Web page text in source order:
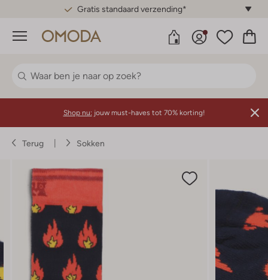
Gratis standaard verzending*
Menu
Shop nu: jouw must-haves tot 70% korting!
Terug Sokken